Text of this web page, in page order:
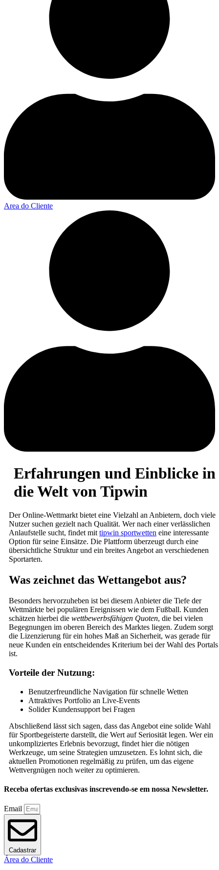
Area do Cliente
Erfahrungen und Einblicke in
die Welt von Tipwin
Der Online-Wettmarkt bietet eine Vielzahl an Anbietern, doch viele
Nutzer suchen gezielt nach Qualität. Wer nach einer verlässlichen
Anlaufstelle sucht, findet mit tipwin sportwetten eine interessante
Option für seine Einsätze. Die Plattform überzeugt durch eine
übersichtliche Struktur und ein breites Angebot an verschiedenen
Sportarten.
Was zeichnet das Wettangebot aus?
Besonders hervorzuheben ist bei diesem Anbieter die Tiefe der
Wettmärkte bei populären Ereignissen wie dem Fußball. Kunden
schätzen hierbei die wettbewerbsfähigen Quoten, die bei vielen
Begegnungen im oberen Bereich des Marktes liegen. Zudem sorgt
die Lizenzierung für ein hohes Maß an Sicherheit, was gerade für
neue Kunden ein entscheidendes Kriterium bei der Wahl des Portals
ist.
Vorteile der Nutzung:
Benutzerfreundliche Navigation für schnelle Wetten
Attraktives Portfolio an Live-Events
Solider Kundensupport bei Fragen
Abschließend lässt sich sagen, dass das Angebot eine solide Wahl
für Sportbegeisterte darstellt, die Wert auf Seriosität legen. Wer ein
unkompliziertes Erlebnis bevorzugt, findet hier die nötigen
Werkzeuge, um seine Strategien umzusetzen. Es lohnt sich, die
aktuellen Promotionen regelmäßig zu prüfen, um das eigene
Wettvergnügen noch weiter zu optimieren.
Receba ofertas exclusivas inscrevendo-se em nossa Newsletter.
Email
Cadastrar
Área do Cliente